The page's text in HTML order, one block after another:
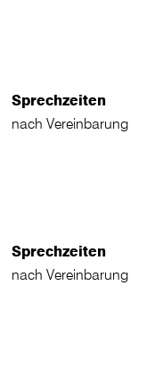
Sprechzeiten
nach Vereinbarung
Sprechzeiten
nach Vereinbarung